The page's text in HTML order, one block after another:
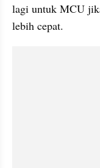
lagi untuk MCU
lebih cepat.